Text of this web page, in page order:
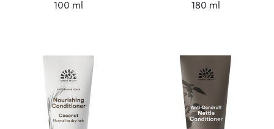
100 ml 180 ml